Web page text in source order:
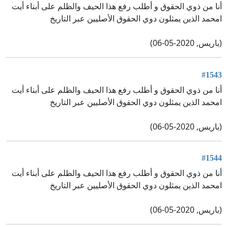
أنا من ذوي الحقوق و أطلب رفع هذا الحيف والظلم على أبناء أيت
امحمد الذين يمثلون دوي الحقوق الأصليين عبر التاريخ
(باريس, 2020-05-06)
#1543
أنا من ذوي الحقوق و أطلب رفع هذا الحيف والظلم على أبناء أيت
امحمد الذين يمثلون دوي الحقوق الأصليين عبر التاريخ
(باريس, 2020-05-06)
#1544
أنا من ذوي الحقوق و أطلب رفع هذا الحيف والظلم على أبناء أيت
امحمد الذين يمثلون دوي الحقوق الأصليين عبر التاريخ
(باريس, 2020-05-06)